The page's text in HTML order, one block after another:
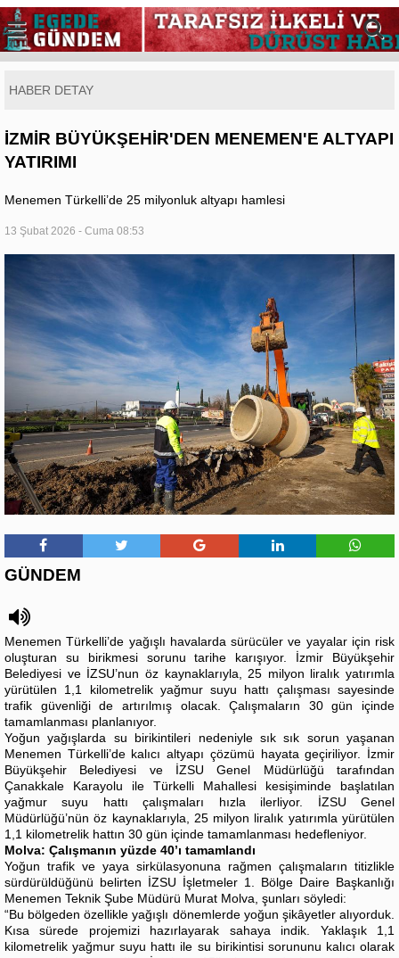
HABER DETAY
İZMİR BÜYÜKŞEHİR'DEN MENEMEN'E ALTYAPI
YATIRIMI
Menemen Türkelli’de 25 milyonluk altyapı hamlesi
13 Şubat 2026 - Cuma 08:53
GÜNDEM
Menemen Türkelli’de yağışlı havalarda sürücüler ve yayalar için risk
oluşturan su birikmesi sorunu tarihe karışıyor. İzmir Büyükşehir
Belediyesi ve İZSU’nun öz kaynaklarıyla, 25 milyon liralık yatırımla
yürütülen 1,1 kilometrelik yağmur suyu hattı çalışması sayesinde
trafik güvenliği de artırılmış olacak. Çalışmaların 30 gün içinde
tamamlanması planlanıyor.
Yoğun yağışlarda su birikintileri nedeniyle sık sık sorun yaşanan
Menemen Türkelli’de kalıcı altyapı çözümü hayata geçiriliyor. İzmir
Büyükşehir Belediyesi ve İZSU Genel Müdürlüğü tarafından
Çanakkale Karayolu ile Türkelli Mahallesi kesişiminde başlatılan
yağmur suyu hattı çalışmaları hızla ilerliyor. İZSU Genel
Müdürlüğü’nün öz kaynaklarıyla, 25 milyon liralık yatırımla yürütülen
1,1 kilometrelik hattın 30 gün içinde tamamlanması hedefleniyor.
Molva: Çalışmanın yüzde 40’ı tamamlandı
Yoğun trafik ve yaya sirkülasyonuna rağmen çalışmaların titizlikle
sürdürüldüğünü belirten İZSU İşletmeler 1. Bölge Daire Başkanlığı
Menemen Teknik Şube Müdürü Murat Molva, şunları söyledi:
“Bu bölgeden özellikle yağışlı dönemlerde yoğun şikâyetler alıyorduk.
Kısa sürede projemizi hazırlayarak sahaya indik. Yaklaşık 1,1
kilometrelik yağmur suyu hattı ile su birikintisi sorununu kalıcı olarak